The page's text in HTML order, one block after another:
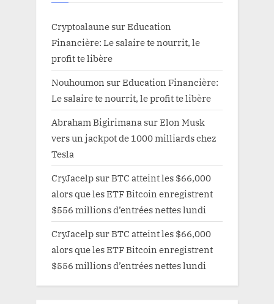
Cryptoalaune surEducation
Financière: Le salaire te nourrit, le
profit te libère
Nouhoumon surEducation Financière:
Le salaire te nourrit, le profit te libère
Abraham Bigirimana surElon Musk
vers un jackpot de 1000 milliards chez
Tesla
CryJacelp surBTC atteint les $66,000
alors que les ETF Bitcoin enregistrent
$556 millions d’entrées nettes lundi
CryJacelp surBTC atteint les $66,000
alors que les ETF Bitcoin enregistrent
$556 millions d’entrées nettes lundi